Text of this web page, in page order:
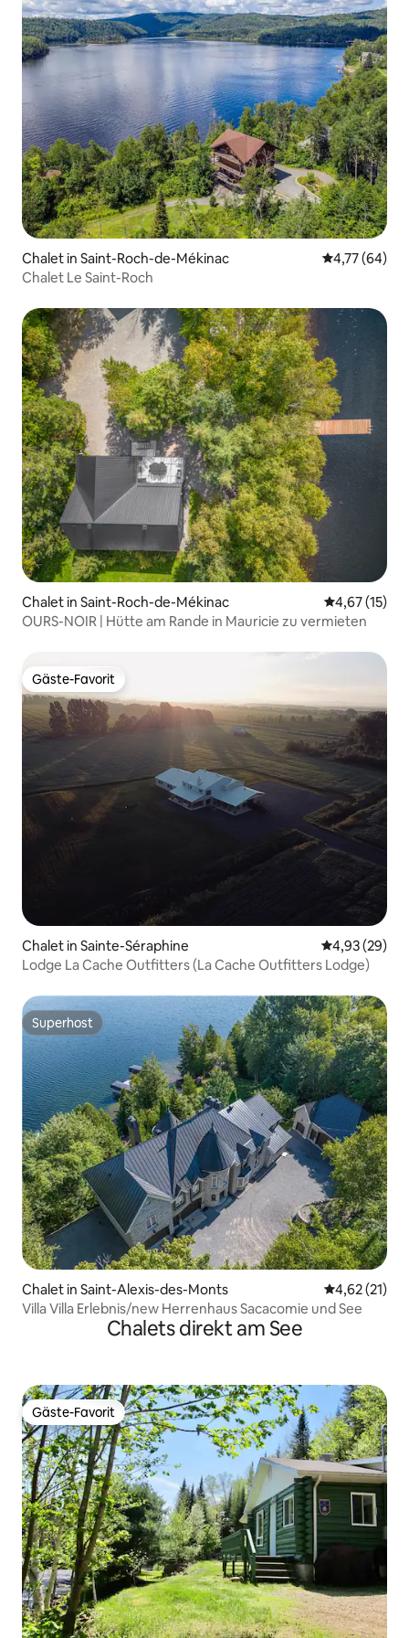
Chalet in Saint-Roch-de-Mékinac
4,77 (64)
Chalet Le Saint-Roch
Chalet in Saint-Roch-de-Mékinac
4,67 (15)
OURS-NOIR | Hütte am Rande in Mauricie zu vermieten
Gäste-Favorit
Gäste-Favorit
Chalet in Sainte-Séraphine
4,93 (29)
Lodge La Cache Outfitters (La Cache Outfitters Lodge)
Superhost
Superhost
Chalet in Saint-Alexis-des-Monts
4,62 (21)
Villa Villa Erlebnis/new Herrenhaus Sacacomie und See
Chalets direkt am See
Gäste-Favorit
Gäste-Favorit